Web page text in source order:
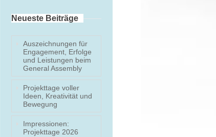
Weiterführende Schulen
Ludwig-Erhard Berufskolleg
Heinz-Nixdorf Gesamtschule
Neueste Beiträge
Auszeichnungen für
Engagement, Erfolge
und Leistungen beim
General Assembly
Projekttage voller
Ideen, Kreativität und
Bewegung
Impressionen:
Projekttage 2026